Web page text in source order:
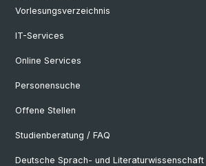
Vorlesungsverzeichnis
IT-Services
Online Services
Personensuche
Offene Stellen
Studienberatung / FAQ
Deutsche Sprach- und Literaturwissenschaft